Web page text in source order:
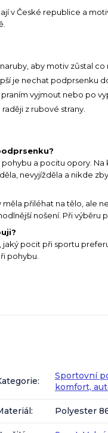
v České republice a
aby motiv zůstal
je nechat podprsenku
vyjmout nebo po
z rubové strany.
a pocitu opory.
nevyjížděla a nikde
přiléhat na tělo, ale
nošení. Při výběru
jaký pocit při sportu
pohybu.
:
Sportovní
komfort,
: Polyester